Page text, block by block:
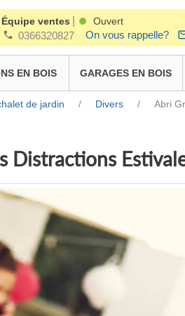
Équipe ventes Ouvert
0366320827 On vous rappelle?
EN BOIS GARAGES EN BOIS
de jardin / Divers / Abri
Distractions